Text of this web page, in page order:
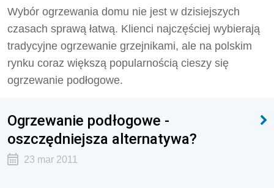
Wybór ogrzewania domu nie jest w dzisiejszych
czasach sprawą łatwą. Klienci najczęściej wybierają
tradycyjne ogrzewanie grzejnikami, ale na polskim
rynku coraz większą popularnością cieszy się
ogrzewanie podłogowe.
Ogrzewanie podłogowe -
oszczędniejsza alternatywa?
23 mar 2011